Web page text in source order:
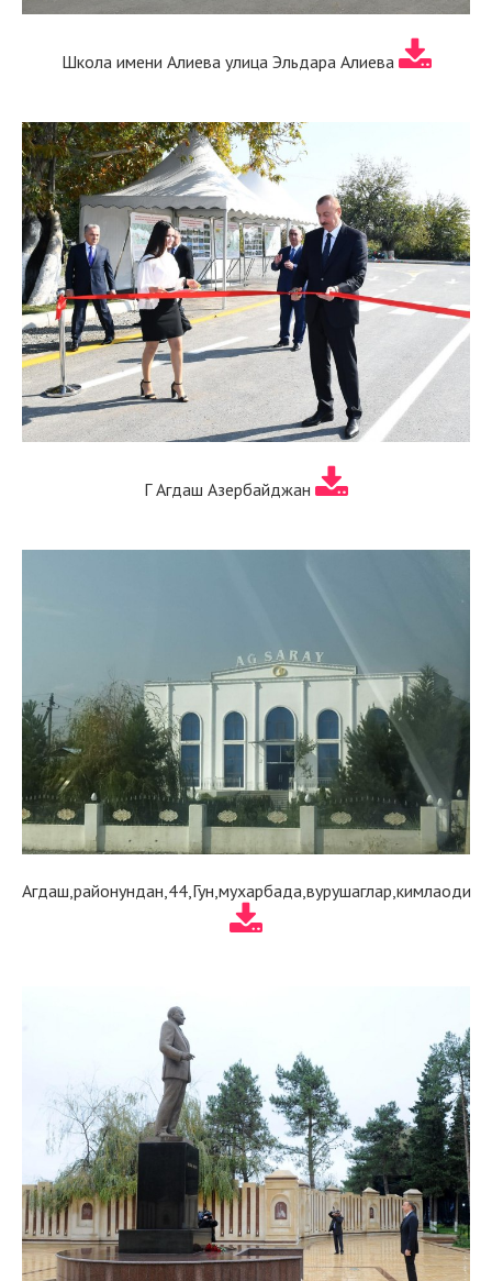
Школа имени Алиева улица Эльдара Алиева
Г Агдаш Азербайджан
Агдаш,районундан,44,Гун,мухарбада,вурушаглар,кимлаоди